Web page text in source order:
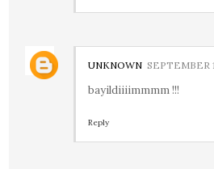
UNKNOWN SEPTEMBER
bayildiiiimmmm !!!
Reply